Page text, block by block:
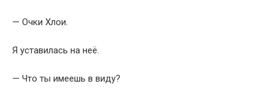
— Очки Хлои.
Я уставилась на неё.
— Что ты имеешь в виду?